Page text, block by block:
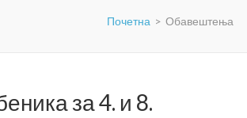
Почетна > Обавештења
за 4. и 8.